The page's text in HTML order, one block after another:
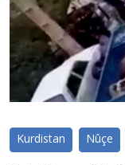
Kurdistan Nûçe